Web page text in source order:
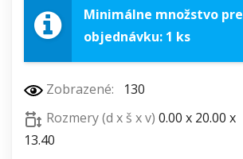
Minimálne množstvo pre
objednávku: 1 ks
Zobrazené:
130
Rozmery (d x š x v) 0.00 x 20.00 x
13.40